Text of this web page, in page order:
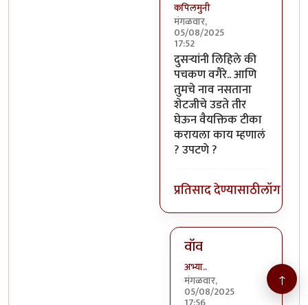
कपिलमुनी
मंगळवार,
05/08/2025
17:52
In reply toबरंby
दुसऱ्यांनी लिहिले की
पचकण वगैरे.. आणि
तुमचे नाव नसताना
शेटजीचे उडते तीर
घेऊन वैयक्तिक टीका
करायला काय म्हणालं
? उपटणे ?
प्रतिसाद देण्यासाठीलॉग इन
वॉव
अभ्या..
मंगळवार,
05/08/2025
↑